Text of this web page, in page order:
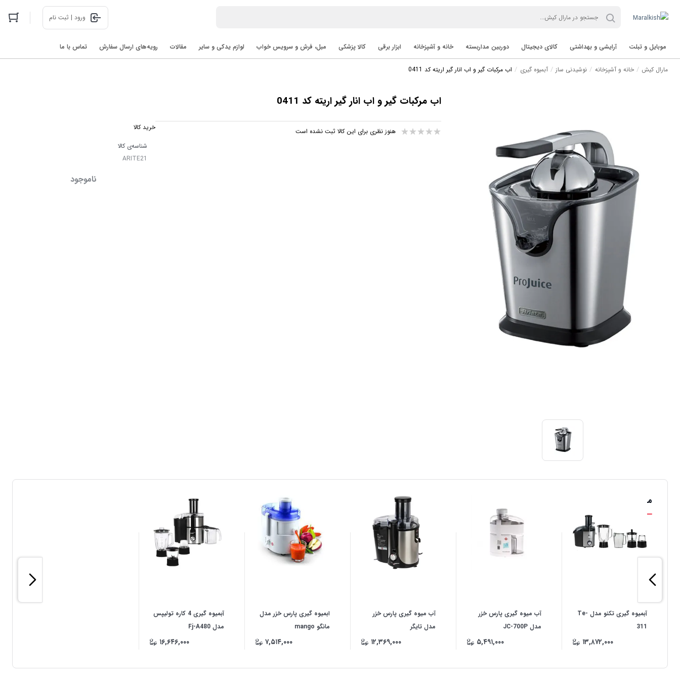
ورود | ثبت نام
موبایل و تبلت آرایشی و بهداشتی کالای دیجیتال دوربین مداربسته خانه و آشپزخانه ابزار برقی کالا پزشکی مبل، فرش و سرویس خواب لوازم یدکی و سایر مقالات رویه‌های ارسال سفارش تماس با ما
مارال کیش خانه و آشپزخانه نوشیدنی ساز آبمیوه گیری اب مرکبات گیر و اب انار گیر اریته کد 0411
اب مرکبات گیر و اب انار گیر اریته کد 0411
هنوز نظری برای این کالا ثبت نشده است
خرید کالا
شناسه‌ی کالا
ARITE21
ناموجود
محصولات مشابه
آبمیوه گیری تکنو مدل Te-
311
۱۳,۸۷۲,۰۰۰
آب میوه گیری پارس خزر
مدل JC-700P
۵,۴۹۱,۰۰۰
آب میوه گیری پارس خزر
مدل تایگر
۱۲,۳۶۹,۰۰۰
ابمیوه گیری پارس خزر مدل
مانگو mango
۷,۵۱۴,۰۰۰
آبمیوه گیری 4 کاره تولیپس
مدل Fj-A480
۱۶,۶۴۶,۰۰۰